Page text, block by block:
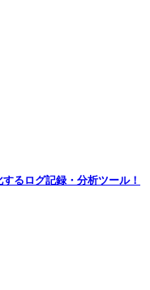
るログ記録・分析ツール！